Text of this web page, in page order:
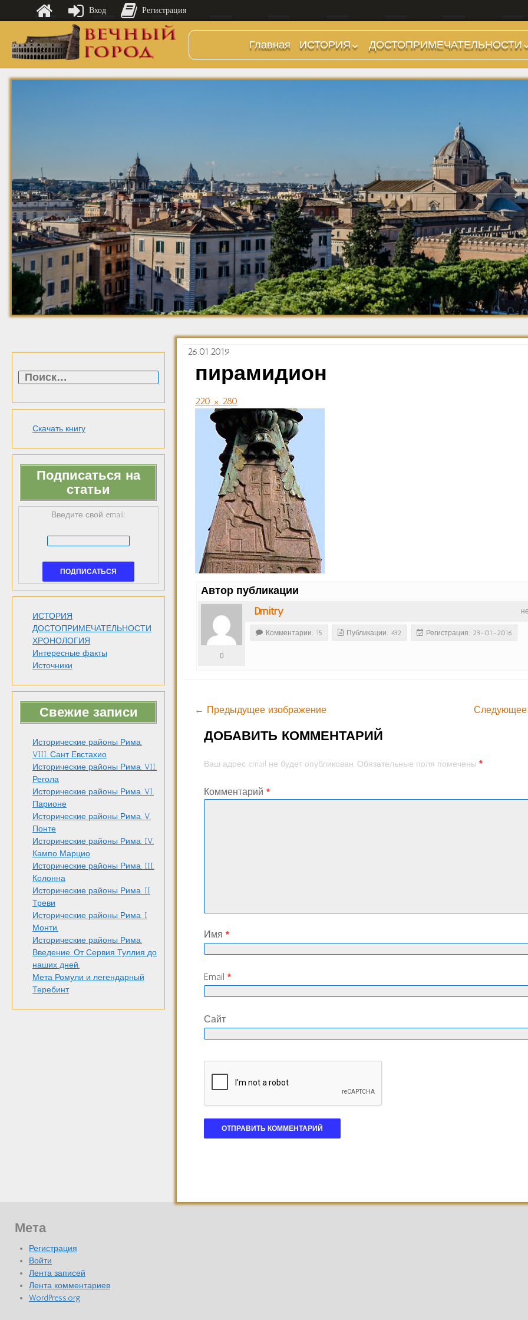
Главная
ИСТОРИЯ
Предыстория
Царский период
Империя. Принципат
(27 г до н.э. — 284 г
н.э.)
Империя. Доминат
(284-476 гг)
Темные Века. Готы
Темные Века.
Экзархат
Средневековье
Возрождение и
Барокко
ДОСТОПРИМЕЧАТЕЛЬНОСТИ
Холмы и остров.
Районы
Стадионы, Термы
Дохристианские
храмы
Христианские храмы,
базилики etc.
Дворцы
Арки, колонны и
обелиски
Фонтаны
Скачать книгу
Подписаться на
статьи
Введите свой email:
ИСТОРИЯ
ДОСТОПРИМЕЧАТЕЛЬНОСТИ
ХРОНОЛОГИЯ
Интересные факты
Источники
Свежие записи
Исторические районы Рима.
VIII. Сант Евстахио
Исторические районы Рима. VII.
Регола
Исторические районы Рима. VI.
Парионе
Исторические районы Рима. V.
Понте
Исторические районы Рима. IV.
Кампо Марцио
Исторические районы Рима. III.
Колонна
Исторические районы Рима. II
Треви
Исторические районы Рима. I
Монти.
Исторические районы Рима.
Введение. От Сервия Туллия до
наших дней.
Мета Ромули и легендарный
Теребинт
26.01.2019
пирамидион
220 × 280
Автор публикации
Dmitry
0
Комментарии: 15 Публикации: 432 Регистрация: 23-01-2016
← Предыдущее изображение Следующее
ДОБАВИТЬ КОММЕНТАРИЙ
Ваш адрес email не будет опубликован. Обязательные поля помечены*
Комментарий*
Имя*
Email*
Сайт
Мета
Регистрация
Войти
Лента записей
Лента комментариев
WordPress.org
Вход Регистрация